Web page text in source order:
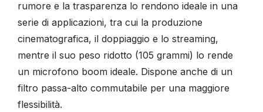
rumore e la trasparenza lo rendono ideale in una
serie di applicazioni, tra cui la produzione
cinematografica, il doppiaggio e lo streaming,
mentre il suo peso ridotto (105 grammi) lo rende
un microfono boom ideale. Dispone anche di un
filtro passa-alto commutabile per una maggiore
flessibilità.